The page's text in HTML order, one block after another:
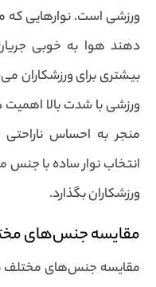
ورزشی است. نوارهایی که
دهند هوا به خوبی
بیشتری برای ورزشکاران
ورزشی با شدت بالا اهمیت
منجر به احساس
انتخاب نوار ساده با جنس
ورزشکاران بگذارد.
مقایسه جنس‌های
مقایسه جنس‌های مختلف